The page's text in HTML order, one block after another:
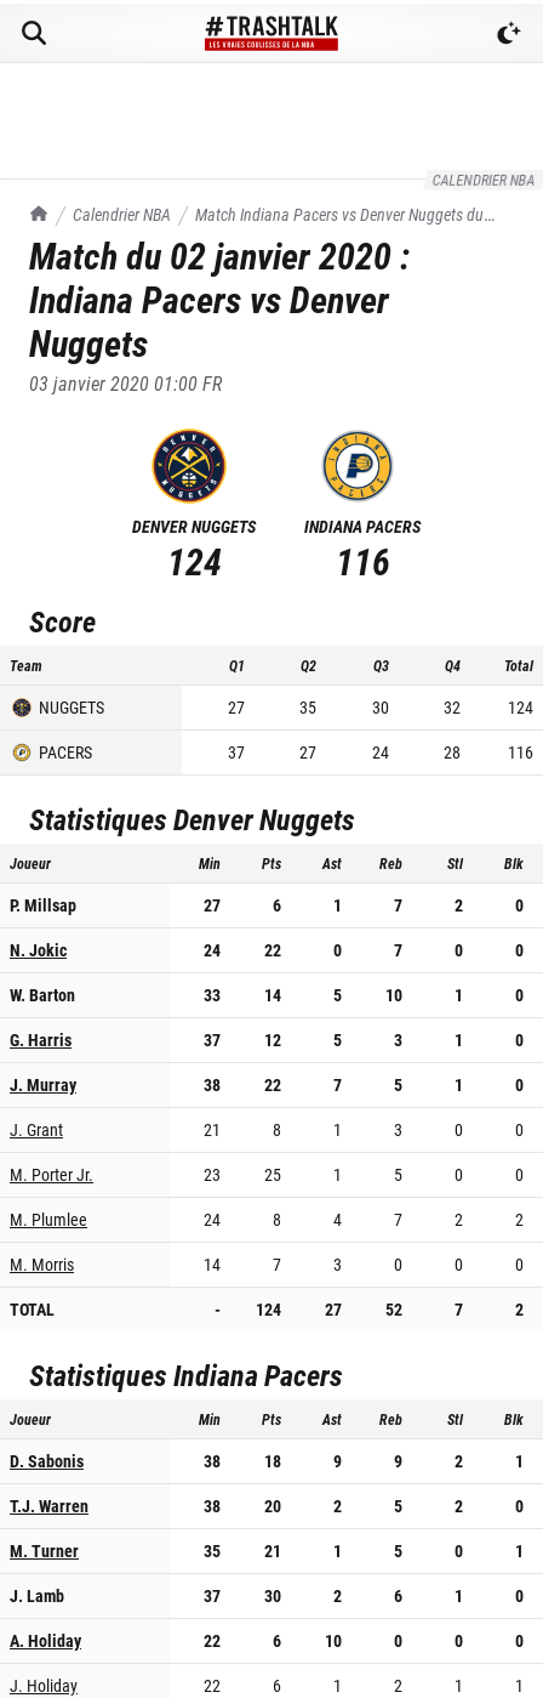
CALENDRIER NBA
TrashTalk Actu NBA
Calendrier NBA Match Indiana Pacers vsDenver Nuggetsdu
02/01/2020
Match du 02 janvier 2020:
Indiana Pacers vsDenver
Nuggets
03 janvier 2020 01:00FR
DENVER NUGGETS
124
INDIANA PACERS
116
Score
Team Q1 Q2 Q3 Q4 Total
NUGGETS 27 35 30 32
124
PACERS
37 27 24 28 116
StatistiquesDenver Nuggets
Joueur Min Pts Ast Reb Stl Blk
P. Millsap 27 6 1 7 2
0
N. Jokic
24 22 0 7 0
0
W. Barton
33 14 5 10 1
0
G. Harris
37 12 5 3 1
0
J. Murray
38 22 7 5 1
0
J. Grant
21 8 1 3 0
0
M. Porter Jr.
23 25 1 5 0
0
M. Plumlee
24 8 4 7 2
2
M. Morris
14 7 3 0 0
0
TOTAL
- 124 27 52 7 2
StatistiquesIndiana Pacers
Joueur Min Pts Ast Reb Stl Blk
D. Sabonis 38 18 9 9 2
1
T.J. Warren
38 20 2 5 2
0
M. Turner
35 21 1 5 0
1
J. Lamb
37 30 2 6 1
0
A. Holiday
22 6 10 0 0
0
J. Holiday
22 6 1 2 1
1